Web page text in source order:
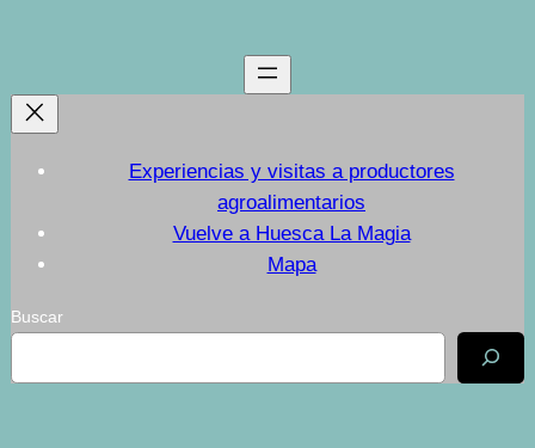
Experiencias y visitas a productores
agroalimentarios
Vuelve a Huesca La Magia
Mapa
Buscar